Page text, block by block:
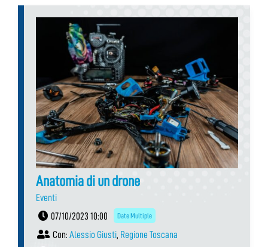
Anatomia di un drone
Eventi
07/10/2023 10:00
Date Multiple
Con: Alessio Giusti, Regione Toscana